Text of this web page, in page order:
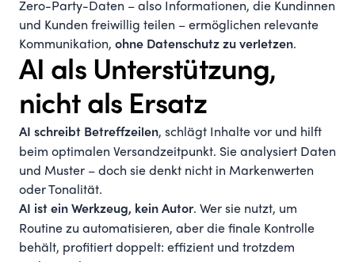
Zero-Party-Daten – also Informationen, die Kundinnen
und Kunden freiwillig teilen – ermöglichen relevante
Kommunikation, ohne Datenschutz zu verletzen.
AI als Unterstützung,
nicht als Ersatz
AI schreibt Betreffzeilen, schlägt Inhalte vor und hilft
beim optimalen Versandzeitpunkt. Sie analysiert Daten
und Muster – doch sie denkt nicht in Markenwerten
oder Tonalität.
AI ist ein Werkzeug, kein Autor. Wer sie nutzt, um
Routine zu automatisieren, aber die finale Kontrolle
behält, profitiert doppelt: effizient und trotzdem